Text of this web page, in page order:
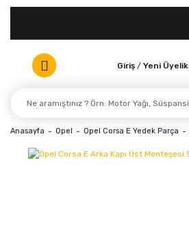
Giriş / Yeni Üyelik
Anasayfa Opel Opel Corsa E Yedek Parça